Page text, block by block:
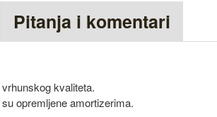
Pitanja i komentari
vrhunskog kvaliteta.
su opremljene amortizerima.